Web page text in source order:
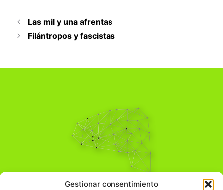
Gestionar consentimiento
Las mil y una afrentas
Filántropos y fascistas
Pensamiento Crítico